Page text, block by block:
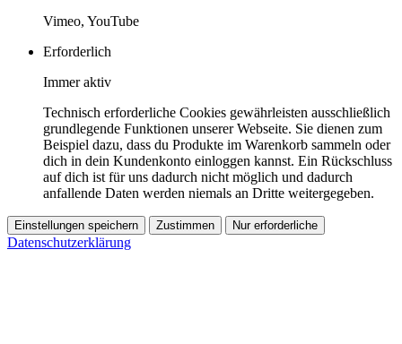
Vimeo, YouTube
Erforderlich
Immer aktiv
Technisch erforderliche Cookies gewährleisten ausschließlich
grundlegende Funktionen unserer Webseite. Sie dienen zum
Beispiel dazu, dass du Produkte im Warenkorb sammeln oder
dich in dein Kundenkonto einloggen kannst. Ein Rückschluss
auf dich ist für uns dadurch nicht möglich und dadurch
anfallende Daten werden niemals an Dritte weitergegeben.
Einstellungen speichern Zustimmen Nur erforderliche
Datenschutzerklärung